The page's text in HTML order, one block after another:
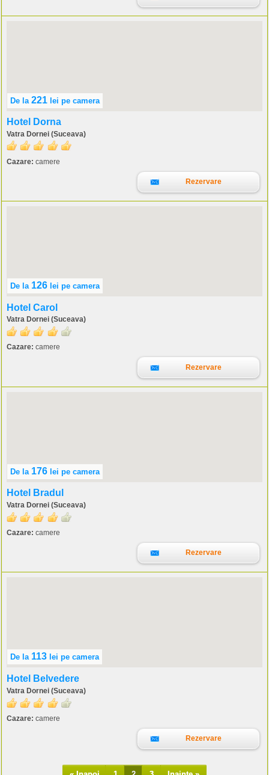
De la 221 lei pe camera
Hotel Dorna
Vatra Dornei (Suceava)
Cazare: camere
Rezervare
De la 126 lei pe camera
Hotel Carol
Vatra Dornei (Suceava)
Cazare: camere
Rezervare
De la 176 lei pe camera
Hotel Bradul
Vatra Dornei (Suceava)
Cazare: camere
Rezervare
De la 113 lei pe camera
Hotel Belvedere
Vatra Dornei (Suceava)
Cazare: camere
Rezervare